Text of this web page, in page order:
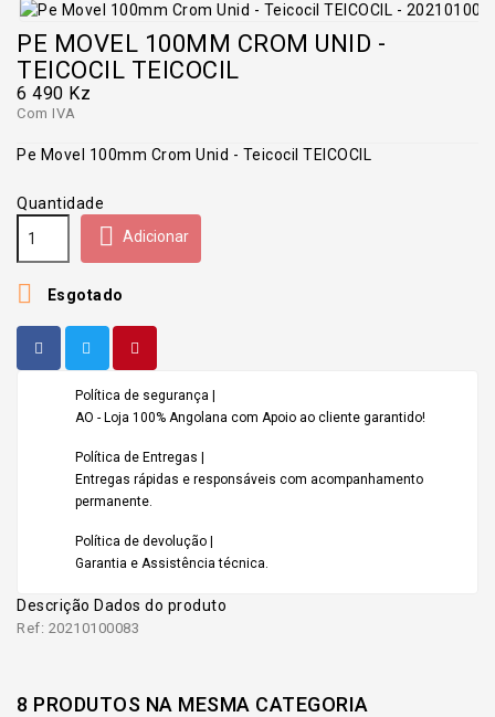
PE MOVEL 100MM CROM UNID -
TEICOCIL TEICOCIL
6 490 Kz
Com IVA
Pe Movel 100mm Crom Unid - Teicocil TEICOCIL
Quantidade
 Adicionar
 Esgotado
Política de segurança |
AO - Loja 100% Angolana com Apoio ao cliente garantido!
Política de Entregas |
Entregas rápidas e responsáveis com acompanhamento
permanente.
Política de devolução |
Garantia e Assistência técnica.
Descrição Dados do produto
Ref: 20210100083
8 PRODUTOS NA MESMA CATEGORIA